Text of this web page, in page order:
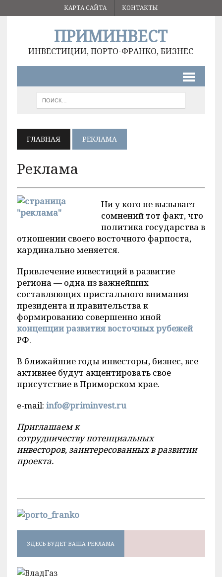
КАРТА САЙТА КОНТАКТЫ
ПРИМИНВЕСТ
ИНВЕСТИЦИИ, ПОРТО-ФРАНКО, БИЗНЕС
ГЛАВНАЯ РЕКЛАМА
Реклама
Ни у кого не вызывает
сомнений тот факт, что
политика государства в
отношении своего восточного фарпоста,
кардинально меняется.
Привлечение инвестиций в развитие
региона — одна из важнейших
составляющих пристального внимания
президента и правительства к
формированию совершенно иной
концепции развития восточных рубежей
РФ.
В ближайшие годы инвесторы, бизнес, все
активнее будут акцентировать свое
присутствие в Приморском крае.
e-mail: info@priminvest.ru
Приглашаем к
сотрудничеству потенциальных
инвесторов, заинтересованных в развитии
проекта.
ЗДЕСЬ БУДЕТ ВАША РЕКЛАМА